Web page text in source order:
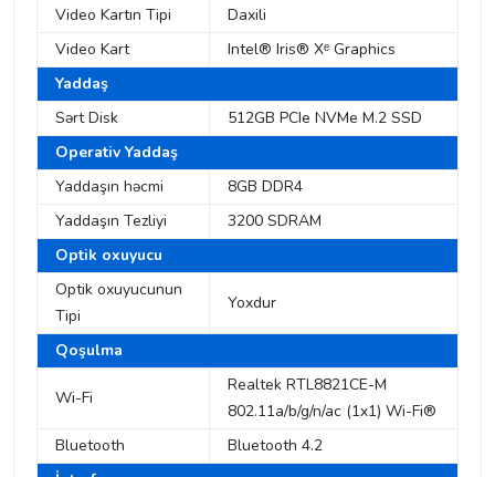
Video Kartın Tipi
Daxili
Video Kart
Intel® Iris® Xᵉ Graphics
Yaddaş
Sərt Disk
512GB PCIe NVMe M.2 SSD
Operativ Yaddaş
Yaddaşın həcmi
8GB DDR4
Yaddaşın Tezliyi
3200 SDRAM
Optik oxuyucu
Optik oxuyucunun
Tipi
Yoxdur
Qoşulma
Wi-Fi
Realtek RTL8821CE-M
802.11a/b/g/n/ac (1x1) Wi-Fi®
Bluetooth
Bluetooth 4.2